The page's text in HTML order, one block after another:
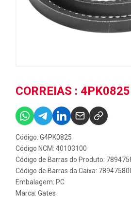
CORREIAS : 4PK0825
Código: G4PK0825
Código NCM: 40103100
Código de Barras do Produto:
Código de Barras da Caixa:
Embalagem: PC
Marca: Gates